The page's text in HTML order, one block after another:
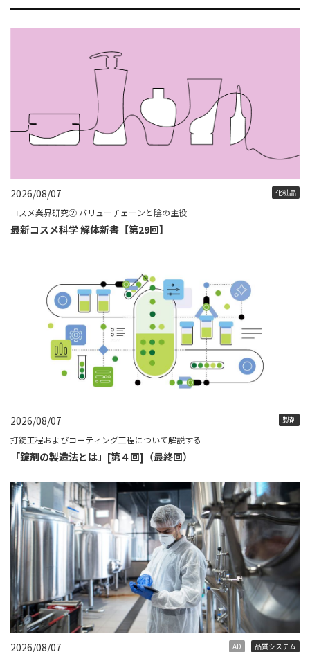
2026/08/07 化粧品
コスメ業界研究② バリューチェーンと陰の主役
最新コスメ科学 解体新書【第29回】
2026/08/07 製剤
打錠工程およびコーティング工程について解説する
「錠剤の製造法とは」[第４回]（最終回）
2026/08/07 AD 品質システム